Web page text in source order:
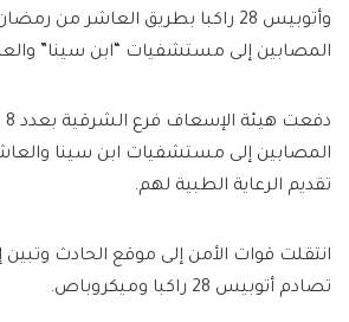
وأتوبيس 28 راكبا بطريق العاشر
المصابين إلى مستشفيات “ابن سينا”
المصابين إلى مستشفيات ابن سينا
تقديم الرعاية الطبية لهم.
تصادم أتوبيس 28 راكبا وميكروباص.